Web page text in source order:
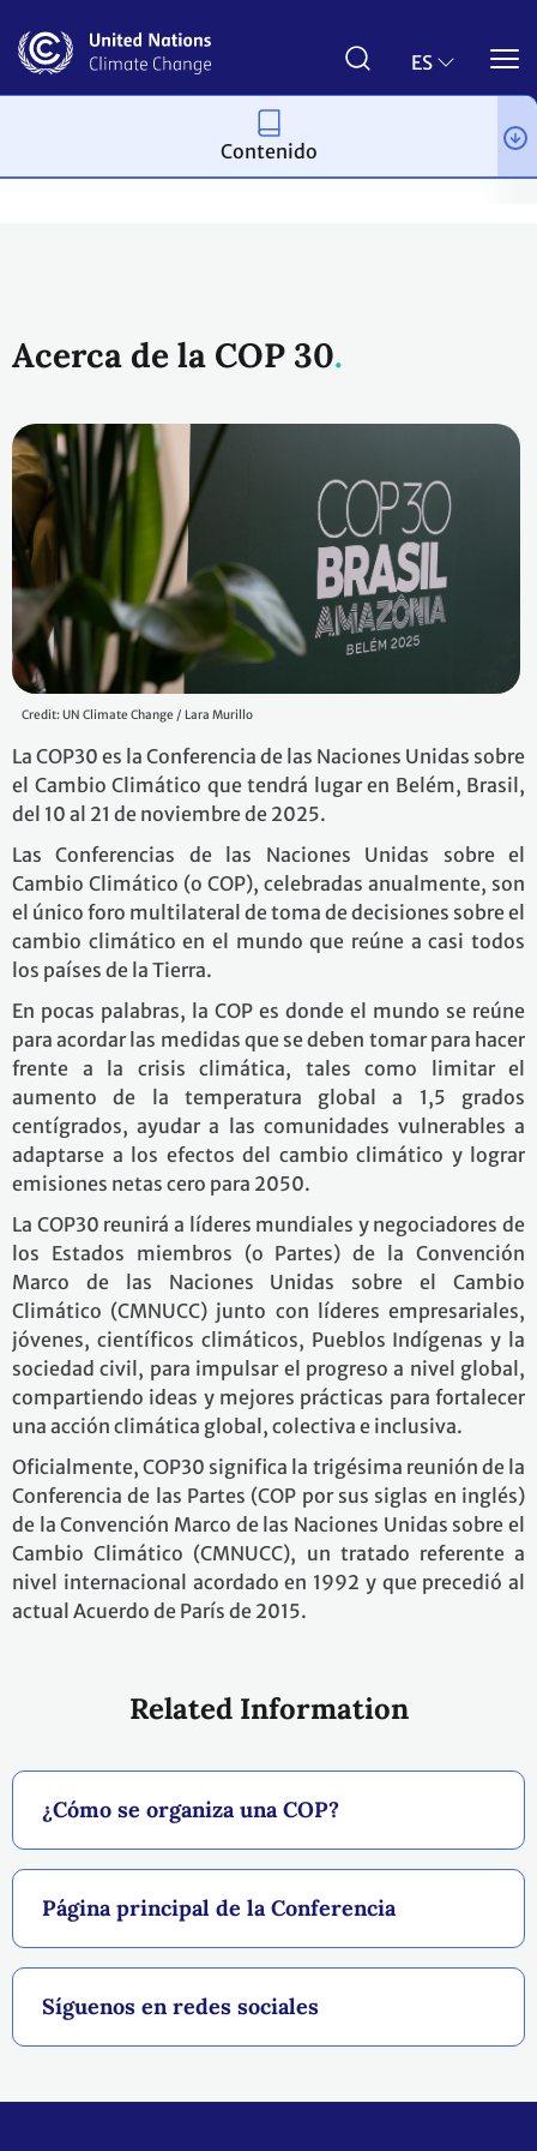
contenido
ES
Conferencias UN
Acerca de la COP 30
Related Information
¿Cómo se organiza una COP?
Página principal de la Conferencia
Síguenos en redes sociales
Credit: UN Climate Change / Lara Murillo
La COP30 es la Conferencia de las Naciones Unidas sobre
el Cambio Climático que tendrá lugar en Belém, Brasil,
del 10 al 21 de noviembre de 2025.
Las Conferencias de las Naciones Unidas sobre el
Cambio Climático (o COP), celebradas anualmente, son
el único foro multilateral de toma de decisiones sobre el
cambio climático en el mundo que reúne a casi todos
los países de la Tierra.
En pocas palabras, la COP es donde el mundo se reúne
para acordar las medidas que se deben tomar para hacer
frente a la crisis climática, tales como limitar el
aumento de la temperatura global a 1,5 grados
centígrados, ayudar a las comunidades vulnerables a
adaptarse a los efectos del cambio climático y lograr
emisiones netas cero para 2050.
La COP30 reunirá a líderes mundiales y negociadores de
los Estados miembros (o Partes) de la Convención
Marco de las Naciones Unidas sobre el Cambio
Climático (CMNUCC) junto con líderes empresariales,
jóvenes, científicos climáticos, Pueblos Indígenas y la
sociedad civil, para impulsar el progreso a nivel global,
compartiendo ideas y mejores prácticas para fortalecer
una acción climática global, colectiva e inclusiva.
Oficialmente, COP30 significa la trigésima reunión de la
Conferencia de las Partes (COP por sus siglas en inglés)
de la Convención Marco de las Naciones Unidas sobre el
Cambio Climático (CMNUCC), un tratado referente a
nivel internacional acordado en 1992 y que precedió al
actual Acuerdo de París de 2015.
Contenido